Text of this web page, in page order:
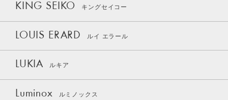
KING SEIKO キングセイコー
LOUIS ERARD ルイ エラール
LUKIA ルキア
Luminox ルミノックス